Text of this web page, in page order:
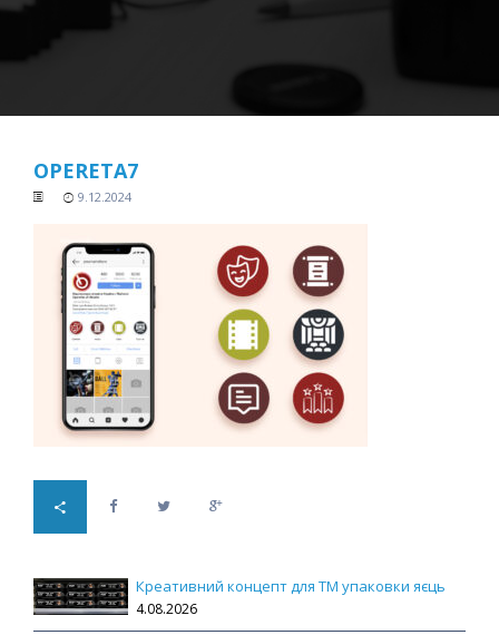
OPERETA7
9.12.2024
Креативний концепт для ТМ упаковки яєць
4.08.2026